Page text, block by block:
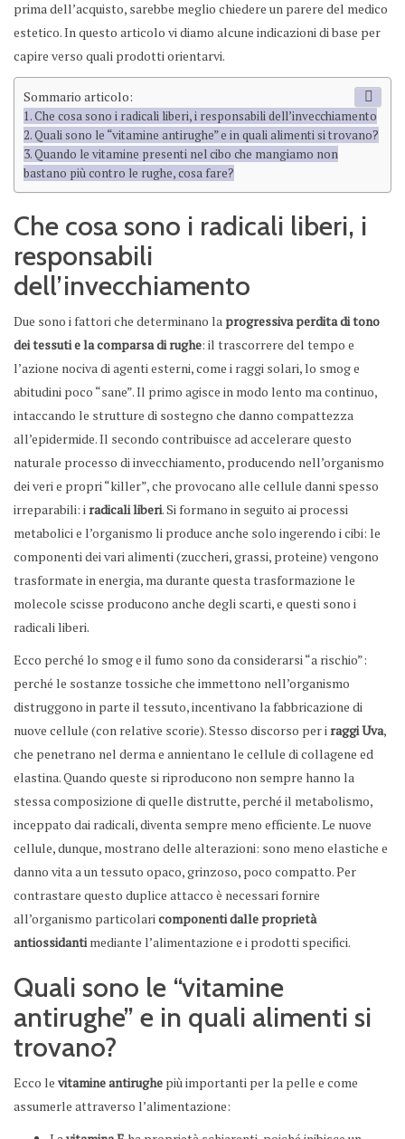
prima dell’acquisto, sarebbe meglio chiedere un parere del medico
estetico. In questo articolo vi diamo alcune indicazioni di base per
capire verso quali prodotti orientarvi.
Sommario articolo:
Che cosa sono i radicali liberi, i responsabili dell’invecchiamento
Quali sono le “vitamine antirughe” e in quali alimenti si trovano?
Quando le vitamine presenti nel cibo che mangiamo non
bastano più contro le rughe, cosa fare?
Che cosa sono i radicali liberi, i
responsabili
dell’invecchiamento
Due sono i fattori che determinano laprogressiva perdita di tono
dei tessuti e la comparsa di rughe: il trascorrere del tempo e
l’azione nociva di agenti esterni, come i raggi solari, lo smog e
abitudini poco “sane”. Il primo agisce in modo lento ma continuo,
intaccando le strutture di sostegno che danno compattezza
all’epidermide. Il secondo contribuisce ad accelerare questo
naturale processo di invecchiamento, producendo nell’organismo
dei veri e propri “killer”, che provocano alle cellule danni spesso
irreparabili: iradicali liberi. Si formano in seguito ai processi
metabolici e l’organismo li produce anche solo ingerendo i cibi: le
componenti dei vari alimenti (zuccheri, grassi, proteine) vengono
trasformate in energia, ma durante questa trasformazione le
molecole scisse producono anche degli scarti, e questi sono i
radicali liberi.
Ecco perché lo smog e il fumo sono da considerarsi “a rischio”:
perché le sostanze tossiche che immettono nell’organismo
distruggono in parte il tessuto, incentivano la fabbricazione di
nuove cellule (con relative scorie). Stesso discorso per iraggi Uva,
che penetrano nel derma e annientano le cellule di collagene ed
elastina. Quando queste si riproducono non sempre hanno la
stessa composizione di quelle distrutte, perché il metabolismo,
inceppato dai radicali, diventa sempre meno efficiente. Le nuove
cellule, dunque, mostrano delle alterazioni: sono meno elastiche e
danno vita a un tessuto opaco, grinzoso, poco compatto. Per
contrastare questo duplice attacco è necessari fornire
all’organismo particolaricomponenti dalle proprietà
antiossidantimediante l’alimentazione e i prodotti specifici.
Quali sono le “vitamine
antirughe” e in quali alimenti si
trovano?
Ecco le vitamine antirughe più importanti per la pelle e come
assumerle attraverso l’alimentazione: